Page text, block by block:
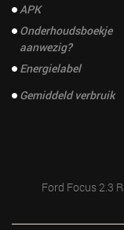
APK
Onderhoudsboekje
aanwezig?
Energielabel
Gemiddeld verbruik
Ford Focus 2.3